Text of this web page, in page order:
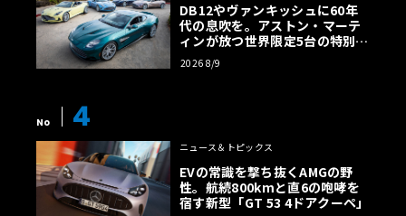
DB12やヴァンキッシュに60年
代の息吹を。アストン・マーテ
ィンが放つ世界限定5台の特別コ
レクション
2026 8/9
No 4
ニュース＆トピックス
EVの常識を撃ち抜くAMGの野
性。航続800kmと直6の咆哮を
宿す新型「GT 53 4ドアクーペ」